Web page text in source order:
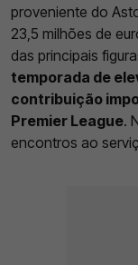
proveniente do
23,5 milhões de
das principais
temporada de
contribuição
Premier League.
encontros ao